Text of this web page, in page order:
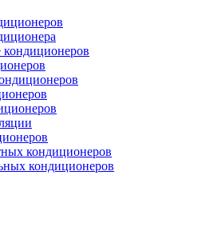
кондиционеров
кондиционеров